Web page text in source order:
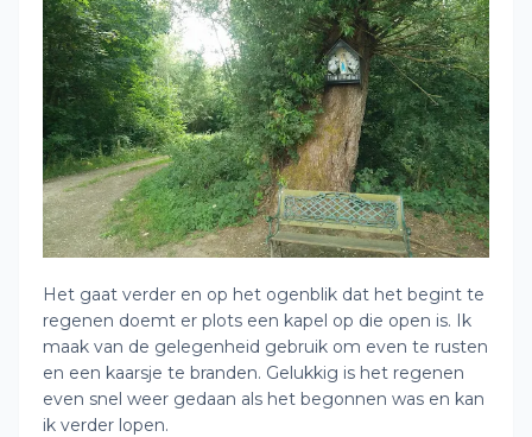
Het gaat verder en op het ogenblik dat het begint te
regenen doemt er plots een kapel op die open is. Ik
maak van de gelegenheid gebruik om even te rusten
en een kaarsje te branden. Gelukkig is het regenen
even snel weer gedaan als het begonnen was en kan
ik verder lopen.